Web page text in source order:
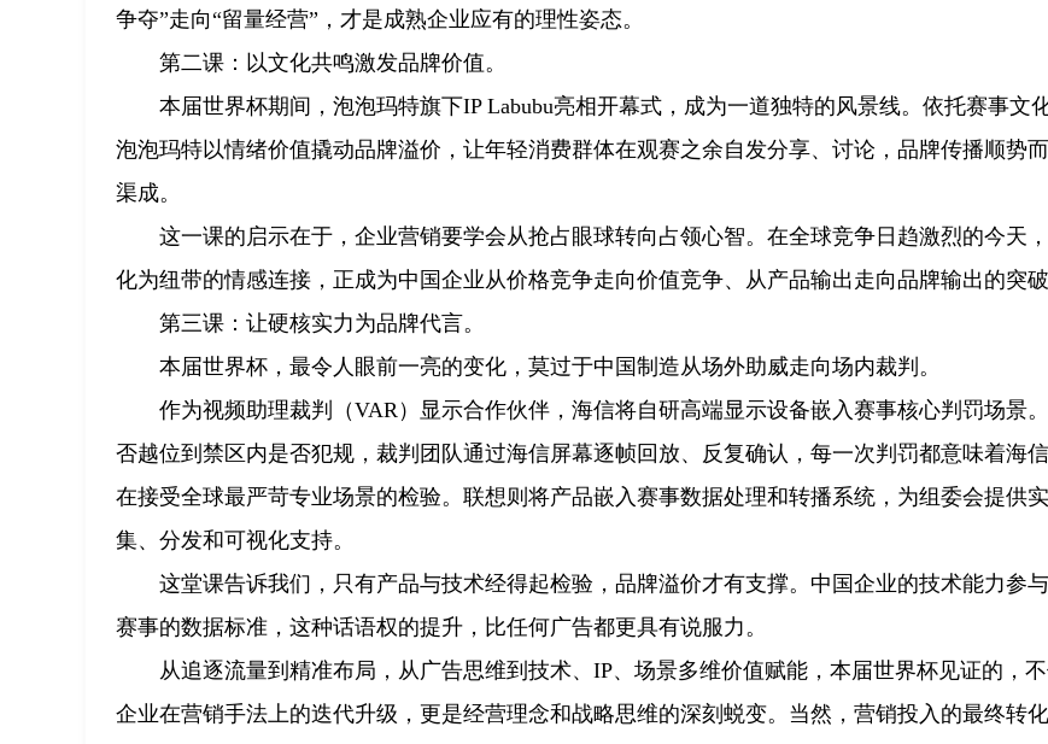
争夺”走向“留量经营”，才是成熟企业应有的理性姿态。
第二课：以文化共鸣激发品牌价值。
本届世界杯期间，泡泡玛特旗下IP Labubu亮相开幕式，成为一道独特的风景线。依托赛事文
泡泡玛特以情绪价值撬动品牌溢价，让年轻消费群体在观赛之余自发分享、讨论，品牌传播顺势
渠成。
这一课的启示在于，企业营销要学会从抢占眼球转向占领心智。在全球竞争日趋激烈的今天
化为纽带的情感连接，正成为中国企业从价格竞争走向价值竞争、从产品输出走向品牌输出的突破
第三课：让硬核实力为品牌代言。
本届世界杯，最令人眼前一亮的变化，莫过于中国制造从场外助威走向场内裁判。
作为视频助理裁判（VAR）显示合作伙伴，海信将自研高端显示设备嵌入赛事核心判罚场景
否越位到禁区内是否犯规，裁判团队通过海信屏幕逐帧回放、反复确认，每一次判罚都意味着海
在接受全球最严苛专业场景的检验。联想则将产品嵌入赛事数据处理和转播系统，为组委会提供
集、分发和可视化支持。
这堂课告诉我们，只有产品与技术经得起检验，品牌溢价才有支撑。中国企业的技术能力参
赛事的数据标准，这种话语权的提升，比任何广告都更具有说服力。
从追逐流量到精准布局，从广告思维到技术、IP、场景多维价值赋能，本届世界杯见证的，
企业在营销手法上的迭代升级，更是经营理念和战略思维的深刻蜕变。当然，营销投入的最终转